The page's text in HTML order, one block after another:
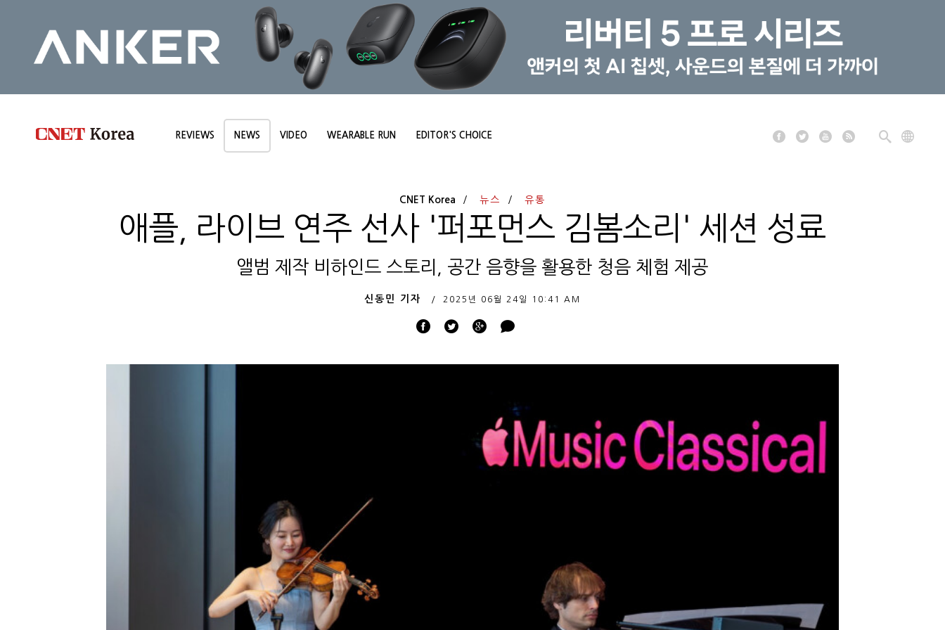
REVIEWS NEWS VIDEO WEARABLE RUN EDITOR'S CHOICE
CNET Korea 뉴스 유통
애플, 라이브 연주 선사 '퍼포먼스 김봄소리' 세션 성료
앨범 제작 비하인드 스토리, 공간 음향을 활용한 청음 체험 제공
신동민 기자 2025년 06월 24일 10:41 AM